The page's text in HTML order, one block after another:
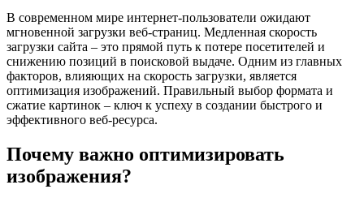
В современном мире интернет-пользователи ожидают
мгновенной загрузки веб-страниц. Медленная скорость
загрузки сайта – это прямой путь к потере посетителей и
снижению позиций в поисковой выдаче. Одним из главных
факторов, влияющих на скорость загрузки, является
оптимизация изображений. Правильный выбор формата и
сжатие картинок – ключ к успеху в создании быстрого и
эффективного веб-ресурса.
Почему важно оптимизировать
изображения?